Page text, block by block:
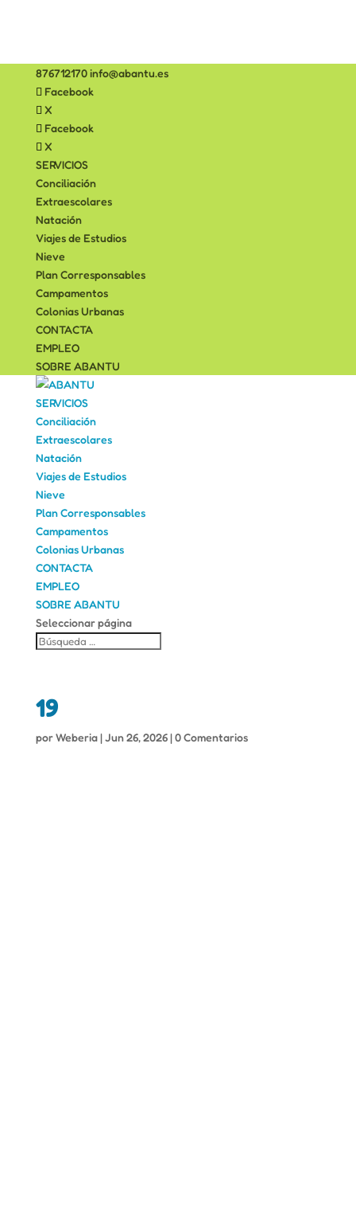
876712170info@abantu.es
Facebook
X
Facebook
X
SERVICIOS
Conciliación
Extraescolares
Natación
Viajes de Estudios
Nieve
Plan Corresponsables
Campamentos
Colonias Urbanas
CONTACTA
EMPLEO
SOBRE ABANTU
SERVICIOS
Conciliación
Extraescolares
Natación
Viajes de Estudios
Nieve
Plan Corresponsables
Campamentos
Colonias Urbanas
CONTACTA
EMPLEO
SOBRE ABANTU
Seleccionar página
19
porWeberia|Jun 26, 2026|0 Comentarios